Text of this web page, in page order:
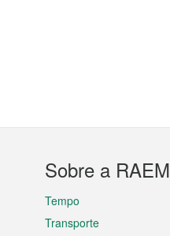
Sobre a RAEM
Tempo
Transporte